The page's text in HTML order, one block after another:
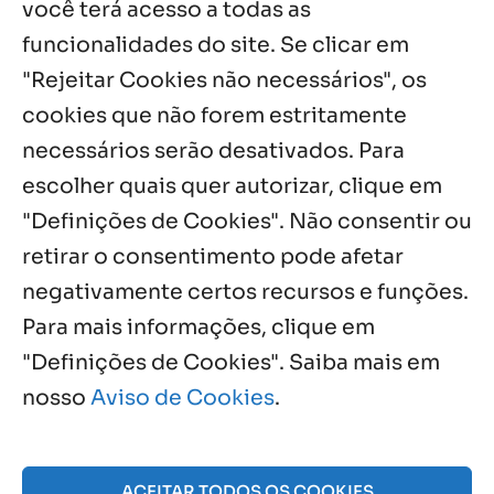
você terá acesso a todas as
funcionalidades do site. Se clicar em
"Rejeitar Cookies não necessários", os
cookies que não forem estritamente
necessários serão desativados. Para
escolher quais quer autorizar, clique em
"Definições de Cookies". Não consentir ou
retirar o consentimento pode afetar
negativamente certos recursos e funções.
Para mais informações, clique em
"Definições de Cookies". Saiba mais em
nosso Aviso de Cookies.
Palavra de Vida (Agosto de 2026)
Notícias por Categoria
Próximos Eventos
Agosto, 2026